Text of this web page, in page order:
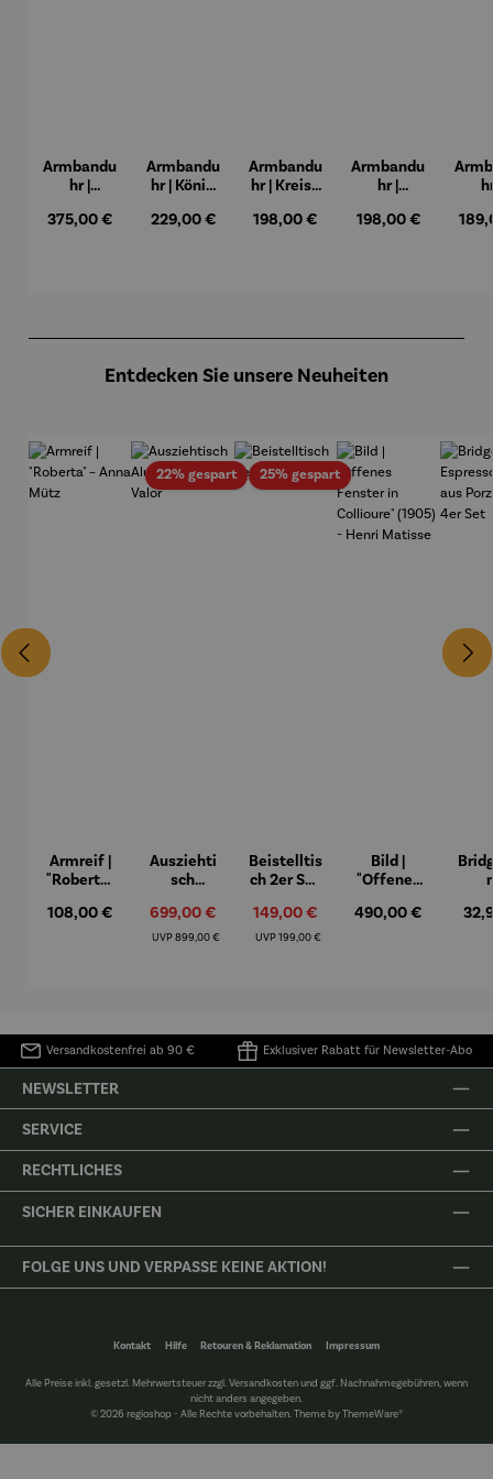
Armbandu
hr |
ph –
Regulärer Preis:
375,00 €
Armbandu
hr | König
-
Regulärer Preis:
229,00 €
Armbandu
hr | Kreise
Kreis –
Regulärer Preis:
198,00 €
Armbandu
hr |
Mondrian
Regulärer Preis:
198,00 €
Entdecken Sie unsere Neuheiten
Armreif |
"Roberta"
Mütz
Regulärer Preis:
108,00 €
22% gespartRabatt
Ausziehti
sch
m – Valor
Verkaufspreis:
699,00 €
UVP Regulärer Preis:
899,00 €
25% gespartRabatt
Beistelltis
ch 2er Set
Verkaufspreis:
149,00 €
UVPRegulärer Preis:
199,00 €
Bild |
"Offenes
Collioure"
Regulärer Preis:
490,00 €
Versandkostenfrei ab 90 € Exklusiver Rabatt für Newsletter-Abo
NEWSLETTER
SERVICE
RECHTLICHES
SICHER EINKAUFEN
FOLGE UNS UND VERPASSE KEINE AKTION!
Kontakt Hilfe Retouren & Reklamation Impressum
Alle Preise inkl. gesetzl. Mehrwertsteuer zzgl.Versandkostenund ggf. Nachnahmegebühren, wenn
nicht anders angegeben.
© 2026 regioshop - Alle Rechte vorbehalten. Theme byThemeWare®